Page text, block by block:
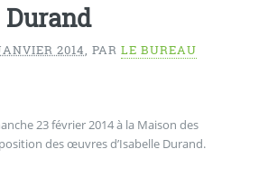
2014, PAR LE BUREAU
23 février 2014 à la Maison des
des œuvres d’Isabelle Durand.